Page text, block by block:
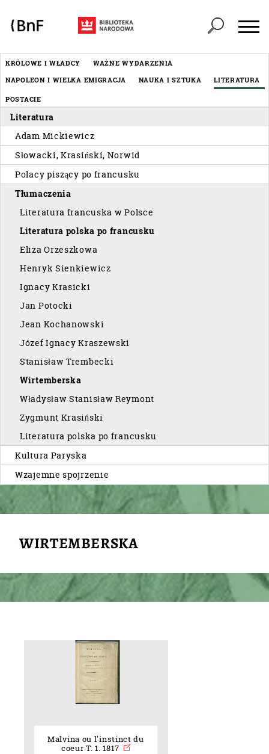
Menu
éditorial
KRÓLOWE I WŁADCY
WAŻNE WYDARZENIA
NAPOLEON I WIELKA EMIGRACJA
NAUKA I SZTUKA LITERATURA
POSTACIE
Literatura
Adam Mickiewicz
Słowacki, Krasiński, Norwid
Polacy piszący po francusku
Tłumaczenia
Literatura francuska w Polsce
Literatura polska po francusku
Eliza Orzeszkowa
Henryk Sienkiewicz
Ignacy Krasicki
Jan Potocki
Jean Kochanowski
Józef Ignacy Kraszewski
Stanisław Trembecki
Wirtemberska
Władysław Stanisław Reymont
Zygmunt Krasiński
Literatura polska po francusku
Kultura Paryska
Wzajemne spojrzenie
WIRTEMBERSKA
Malvina ou l'instinct du
coeur T. 1. 1817